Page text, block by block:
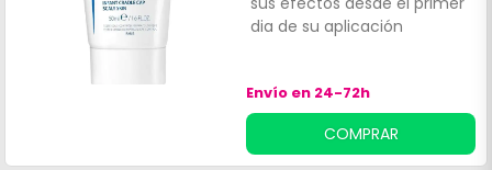
dia de su aplicación
Envío en 24-72h
COMPRAR